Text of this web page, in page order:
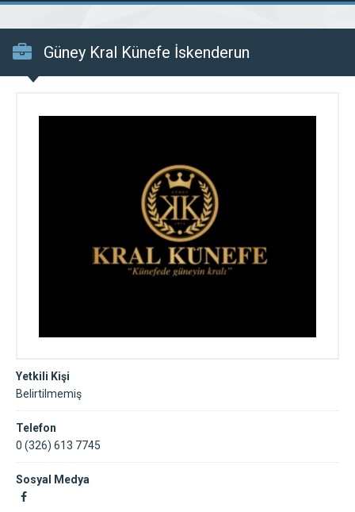
Güney Kral Künefe İskenderun
Yetkili Kişi
Belirtilmemiş
Telefon
0 (326) 613 7745
Sosyal Medya